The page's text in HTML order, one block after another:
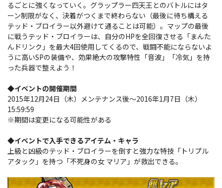
るごとに強くなっていく。グラップラー四天王とのバトルにはタ
ーン制限がなく、決着がつくまで終わらない（最後に待ち構える
テッド・ブロイラー以外避けて通ることは可能）。マップの最後
に戦うテッド・ブロイラーは、自分のHPを全回復させる「まんた
んドリンク」を最大4回使用してくるので、戦闘不能にならないよ
うに高いSPの装備や、効果絶大の攻撃特性「音波」「冷気」を持
った兵器で整えよう！
◆イベントの開催期間
2015年12月24日（木）メンテナンス後～2016年1月7日（木）
15:59:59
※期間は変更になる可能性がある
◆イベントで入手できるアイテム・キャラ
上級と凶級のテッド・ブロイラーを倒すと強力な特技「トリプル
アタック」を持つ「不死身の女 マリア」が救出できる。